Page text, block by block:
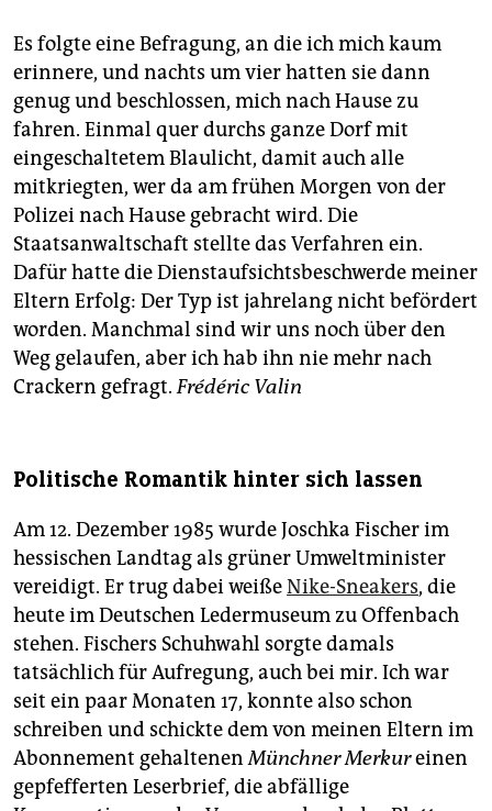
Es folgte eine Befragung, an die ich mich kaum
erinnere, und nachts um vier hatten sie dann
genug und beschlossen, mich nach Hause zu
fahren. Einmal quer durchs ganze Dorf mit
eingeschaltetem Blaulicht, damit auch alle
mitkriegten, wer da am frühen ­Morgen von der
Polizei nach Hause gebracht wird. Die
Staatsanwaltschaft stellte das Verfahren ein.
Dafür hatte die Dienstaufsichtsbeschwerde meiner
Eltern Erfolg: Der Typ ist jahrelang nicht befördert
worden. Manchmal sind wir uns noch über den
Weg gelaufen, aber ich hab ihn nie mehr nach
Crackern gefragt.Frédéric Valin
Politische Romantik hinter sich lassen
Am 12. Dezember 1985 wurde Joschka Fischer im
hessischen Landtag als grüner Umweltminister
vereidigt. Er trug dabei weißeNike-Sneakers, die
heute im Deutschen Ledermuseum zu Offenbach
stehen. Fischers Schuhwahl sorgte damals
tatsächlich für Aufregung, auch bei mir. Ich war
seit ein paar Monaten 17, konnte also schon
schreiben und schickte dem von meinen Eltern im
Abonnement gehaltenenMünchner Merkureinen
gepfefferten Leserbrief, die abfällige